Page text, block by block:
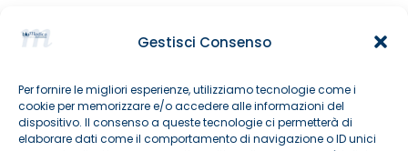
Gestisci Consenso
Per fornire le migliori esperienze, utilizziamo tecnologie come i
cookie per memorizzare e/o accedere alle informazioni del
dispositivo. Il consenso a queste tecnologie ci permetterà di
elaborare dati come il comportamento di navigazione o ID unici
melanomi possono essere
individuati anche a dimensioni
inferiori.